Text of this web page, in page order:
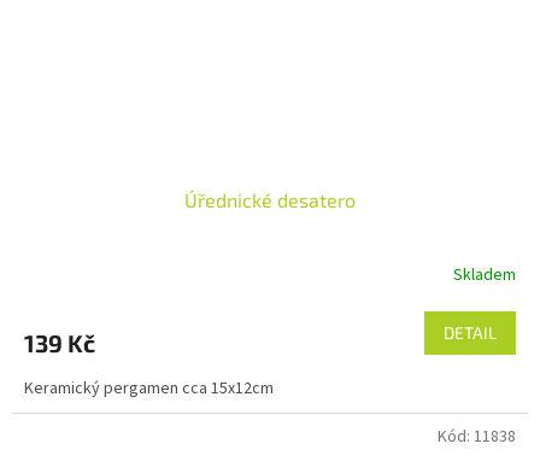
Úřednické desatero
Skladem
139 Kč DETAIL
Keramický pergamen cca 15x12cm
Kód: 11838